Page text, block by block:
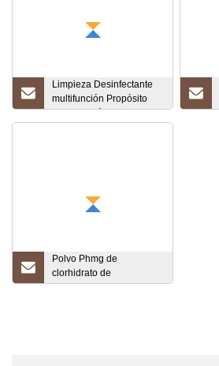
Limpieza Desinfectante
multifunción Propósito
Desinfección industrial
Polvo Phmg de
clorhidrato de
polihexametilenguanidina